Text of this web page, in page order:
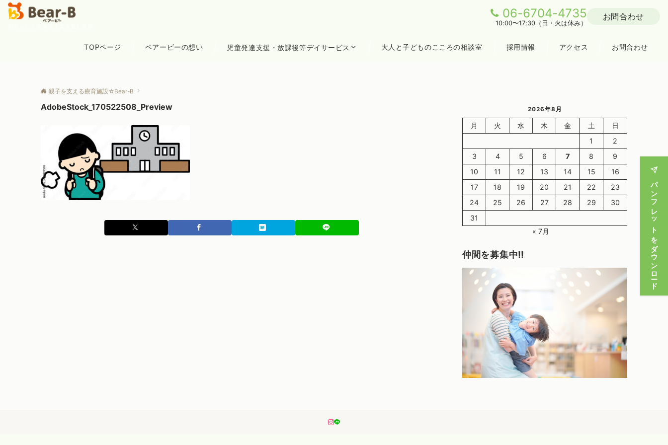
06-6704-4735
10:00〜17:30（日・火は休み）
お問合わせ
TOPページ ベアービーの想い 児童発達支援・放課後等デイサービス 大人と子どものこころの相談室 採用情報 アクセス お問合わせ
親子を支える療育施設☆Bear-B
AdobeStock_170522508_Preview 2026年8月
月 火 水 木 金 土
日
1
2
3
4 5 6 7 8
9
10
11 12 13 14 15
16
17
18 19 20 21 22
23
24
25 26 27 28 29
30
31
« 7月
仲間を募集中‼️ パンフレットをダウンロード